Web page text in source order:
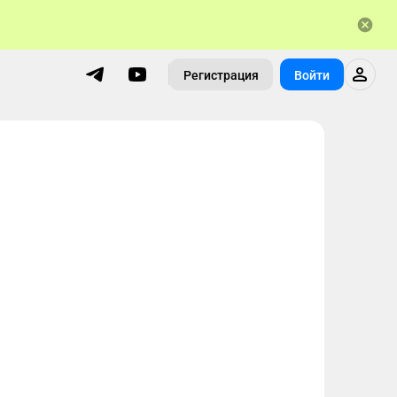
Регистрация Войти